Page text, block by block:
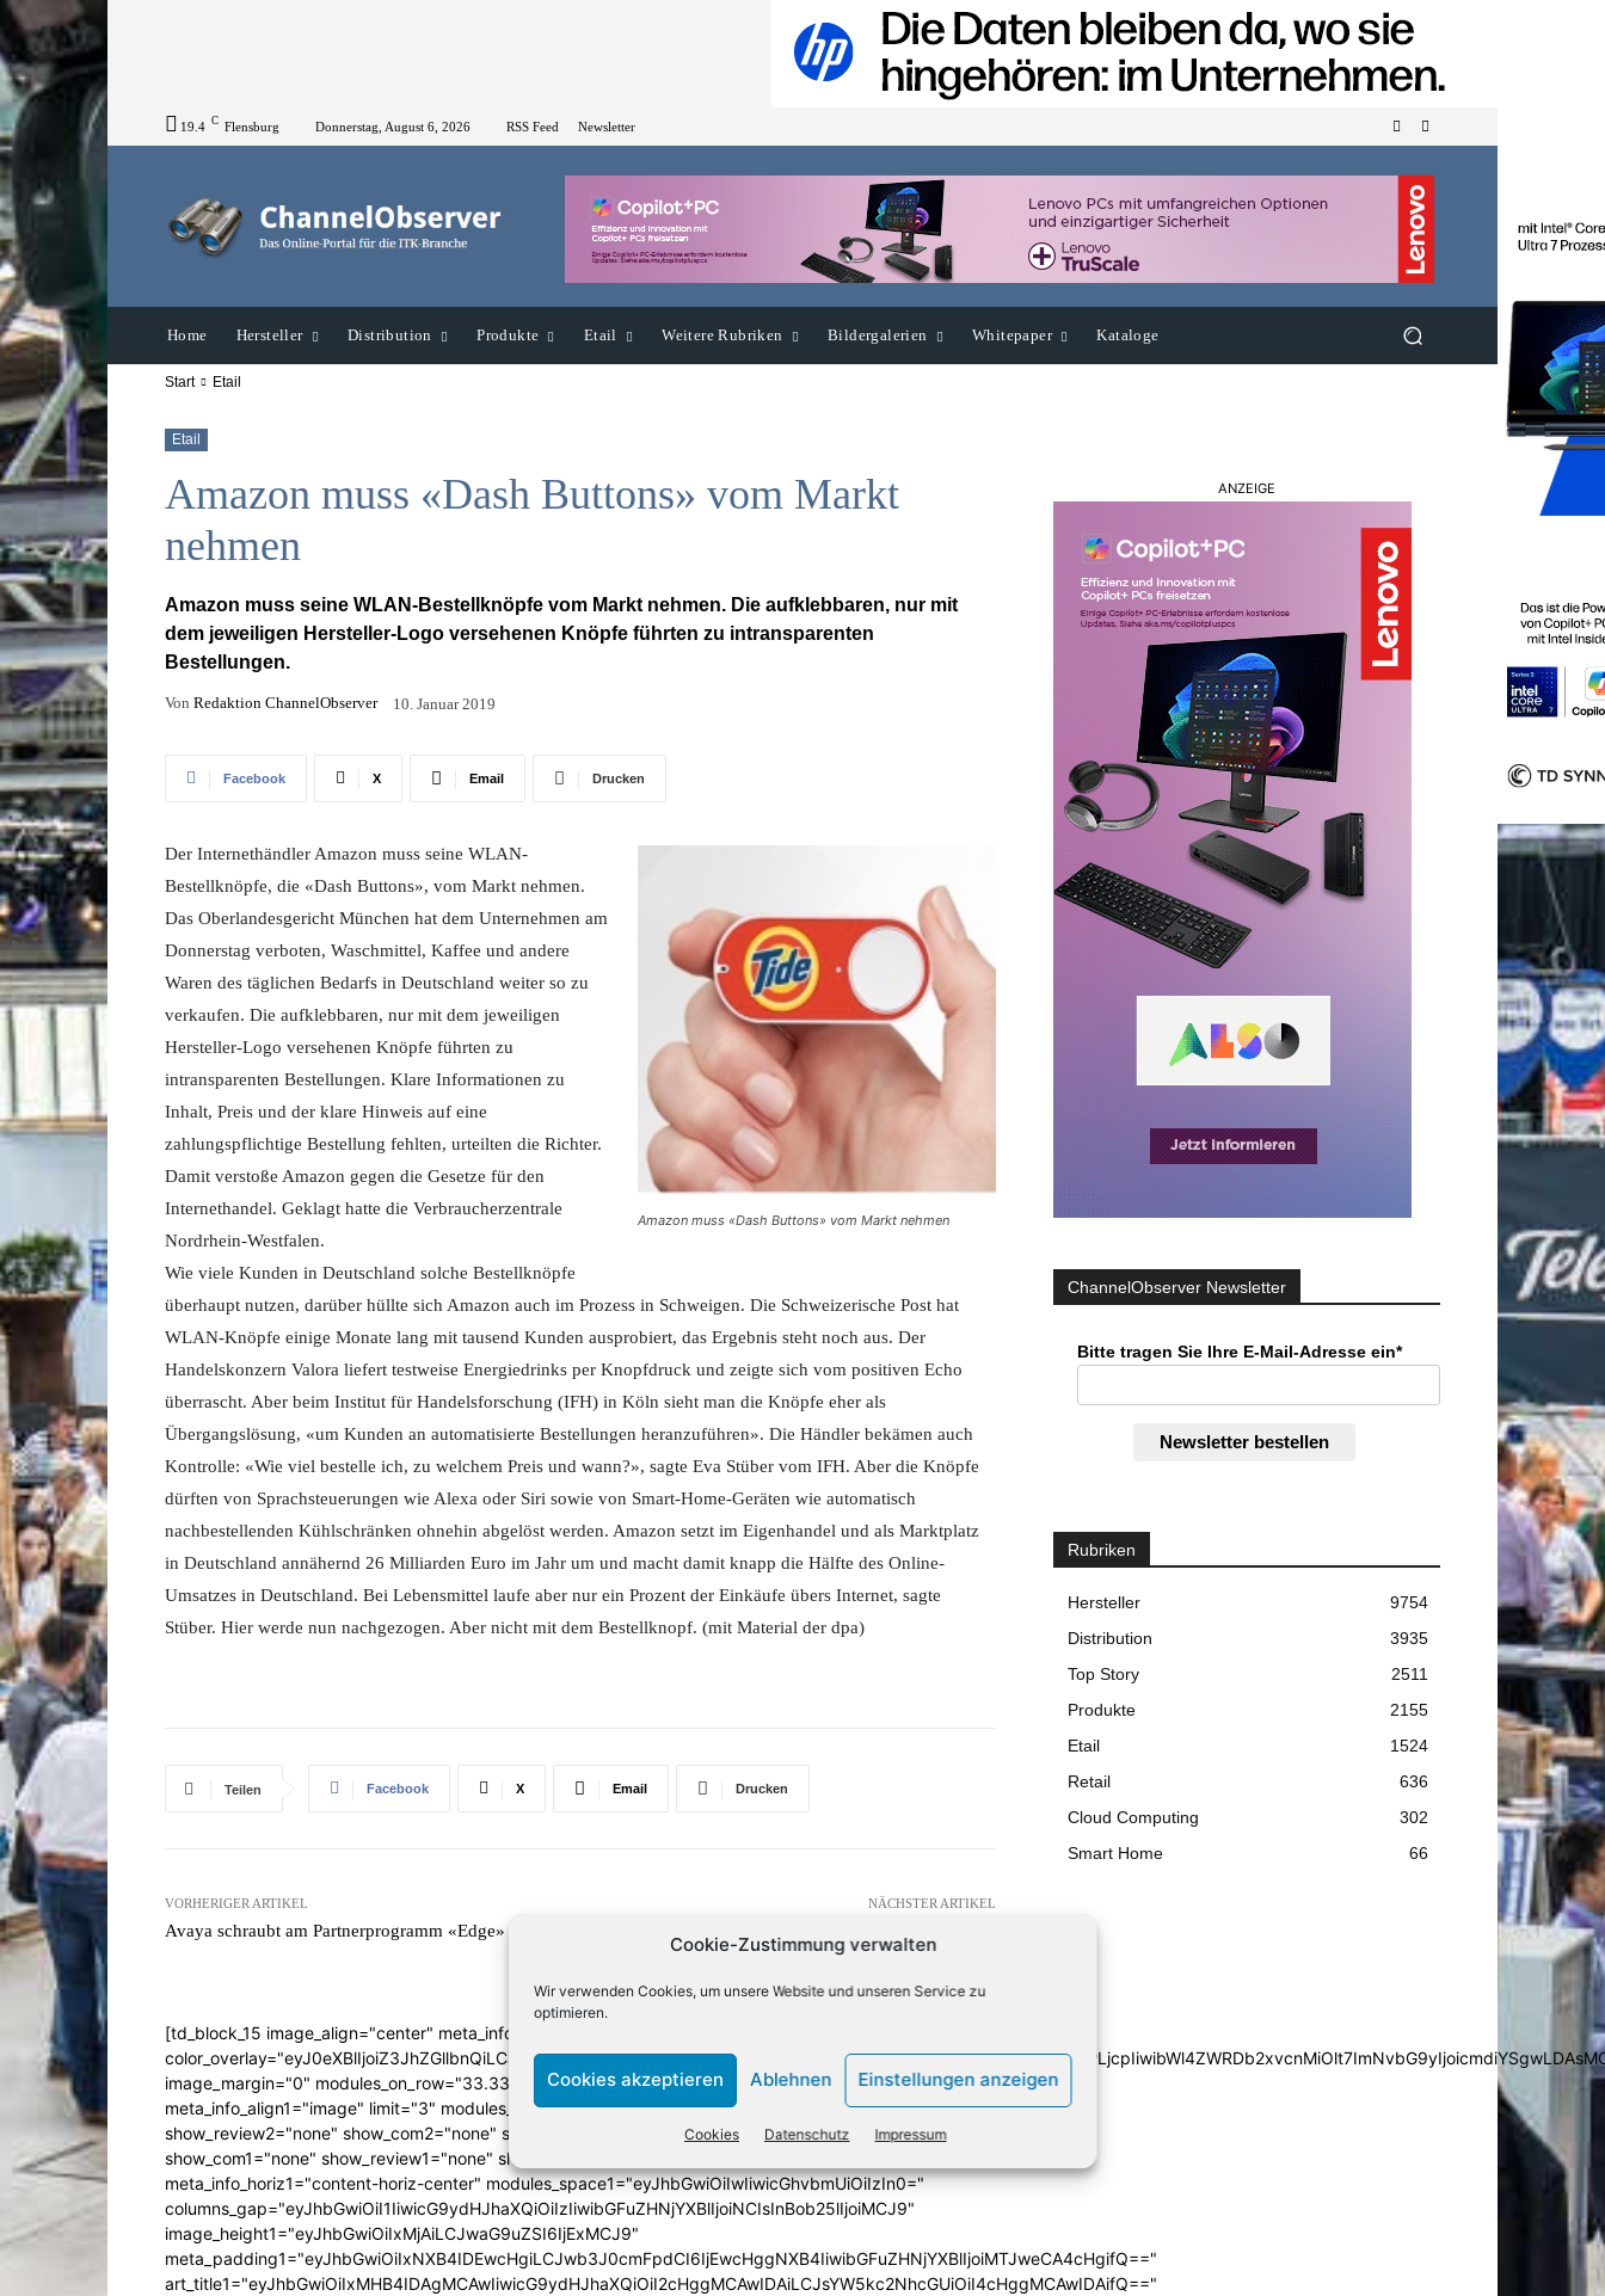
Cookie-Zustimmung verwalten
Wir verwenden Cookies, um unsere Website und unseren Service zu
optimieren.
Cookies akzeptieren Ablehnen Einstellungen anzeigen
Cookies Datenschutz Impressum
19.4 C Flensburg Donnerstag, August 6, 2026 RSS Feed Newsletter
Home Hersteller Distribution Produkte Etail Weitere Rubriken Bildergalerien Whitepaper Kataloge
Start Etail
Etail
Amazon muss «Dash Buttons» vom Markt
nehmen
Amazon muss seine WLAN-Bestellknöpfe vom Markt nehmen. Die aufklebbaren, nur mit
dem jeweiligen Hersteller-Logo versehenen Knöpfe führten zu intransparenten
Bestellungen.
Von Redaktion ChannelObserver 10. Januar 2019
Facebook X Email Drucken
Amazon muss «Dash Buttons» vom Markt nehmen
Der Internethändler Amazon muss seine WLAN-
Bestellknöpfe, die «Dash Buttons», vom Markt nehmen.
Das Oberlandesgericht München hat dem Unternehmen am
Donnerstag verboten, Waschmittel, Kaffee und andere
Waren des täglichen Bedarfs in Deutschland weiter so zu
verkaufen. Die aufklebbaren, nur mit dem jeweiligen
Hersteller-Logo versehenen Knöpfe führten zu
intransparenten Bestellungen. Klare Informationen zu
Inhalt, Preis und der klare Hinweis auf eine
zahlungspflichtige Bestellung fehlten, urteilten die Richter.
Damit verstoße Amazon gegen die Gesetze für den
Internethandel. Geklagt hatte die Verbraucherzentrale
Nordrhein-Westfalen.
Wie viele Kunden in Deutschland solche Bestellknöpfe
überhaupt nutzen, darüber hüllte sich Amazon auch im Prozess in Schweigen. Die Schweizerische Post hat
WLAN-Knöpfe einige Monate lang mit tausend Kunden ausprobiert, das Ergebnis steht noch aus. Der
Handelskonzern Valora liefert testweise Energiedrinks per Knopfdruck und zeigte sich vom positiven Echo
überrascht. Aber beim Institut für Handelsforschung (IFH) in Köln sieht man die Knöpfe eher als
Übergangslösung, «um Kunden an automatisierte Bestellungen heranzuführen». Die Händler bekämen auch
Kontrolle: «Wie viel bestelle ich, zu welchem Preis und wann?», sagte Eva Stüber vom IFH. Aber die Knöpfe
dürften von Sprachsteuerungen wie Alexa oder Siri sowie von Smart-Home-Geräten wie automatisch
nachbestellenden Kühlschränken ohnehin abgelöst werden. Amazon setzt im Eigenhandel und als Marktplatz
in Deutschland annähernd 26 Milliarden Euro im Jahr um und macht damit knapp die Hälfte des Online-
Umsatzes in Deutschland. Bei Lebensmittel laufe aber nur ein Prozent der Einkäufe übers Internet, sagte
Stüber. Hier werde nun nachgezogen. Aber nicht mit dem Bestellknopf. (mit Material der dpa)
Teilen Facebook X Email Drucken
VORHERIGER ARTIKEL
Avaya schraubt am Partnerprogramm «Edge»
NÄCHSTER ARTIKEL
Cybersecurity
[td_block_15 image_align="center" meta_info_align="bottom"
image_margin="0" modules_on_row="33.33333333%" columns="33.33333333%"
meta_info_align1="image" limit="3" modules_category="above" show_author2="none" show_date2="none"
show_review2="none" show_com2="none" show_excerpt2="none" show_excerpt1="none"
show_com1="none" show_review1="none" show_date1="none" show_author1="none"
meta_info_horiz1="content-horiz-center" modules_space1="eyJhbGwiOiIwIiwicGhvbmUiOiIzIn0="
columns_gap="eyJhbGwiOiI1IiwicG9ydHJhaXQiOiIzIiwibGFuZHNjYXBlIjoiNCIsInBob25lIjoiMCJ9"
image_height1="eyJhbGwiOiIxMjAiLCJwaG9uZSI6IjExMCJ9"
meta_padding1="eyJhbGwiOiIxNXB4IDEwcHgiLCJwb3J0cmFpdCI6IjEwcHggNXB4IiwibGFuZHNjYXBlIjoiMTJweCA4cHgifQ=="
art_title1="eyJhbGwiOiIxMHB4IDAgMCAwIiwicG9ydHJhaXQiOiI2cHggMCAwIDAiLCJsYW5kc2NhcGUiOiI4cHggMCAwIDAifQ=="
ANZEIGE
ChannelObserver Newsletter
Bitte tragen Sie Ihre E-Mail-Adresse ein*
Newsletter bestellen
Rubriken
Hersteller
9754
Distribution
3935
Top Story
2511
Produkte
2155
Etail
1524
Retail
636
Cloud Computing
302
Smart Home
66